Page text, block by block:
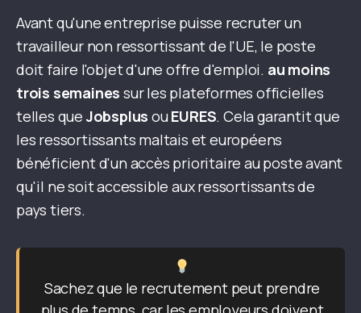
Avant qu'une entreprise puisse recruter un
travailleur non ressortissant de l'UE, le poste
doit faire l'objet d'une offre d'emploi. au moins
trois semaines sur les plateformes officielles
telles queJobsplus ou EURES. Cela garantit que
les ressortissants maltais et européens
bénéficient d'un accès prioritaire au poste avant
qu'il ne soit accessible aux ressortissants de
pays tiers.
Sachez que le recrutement peut prendre